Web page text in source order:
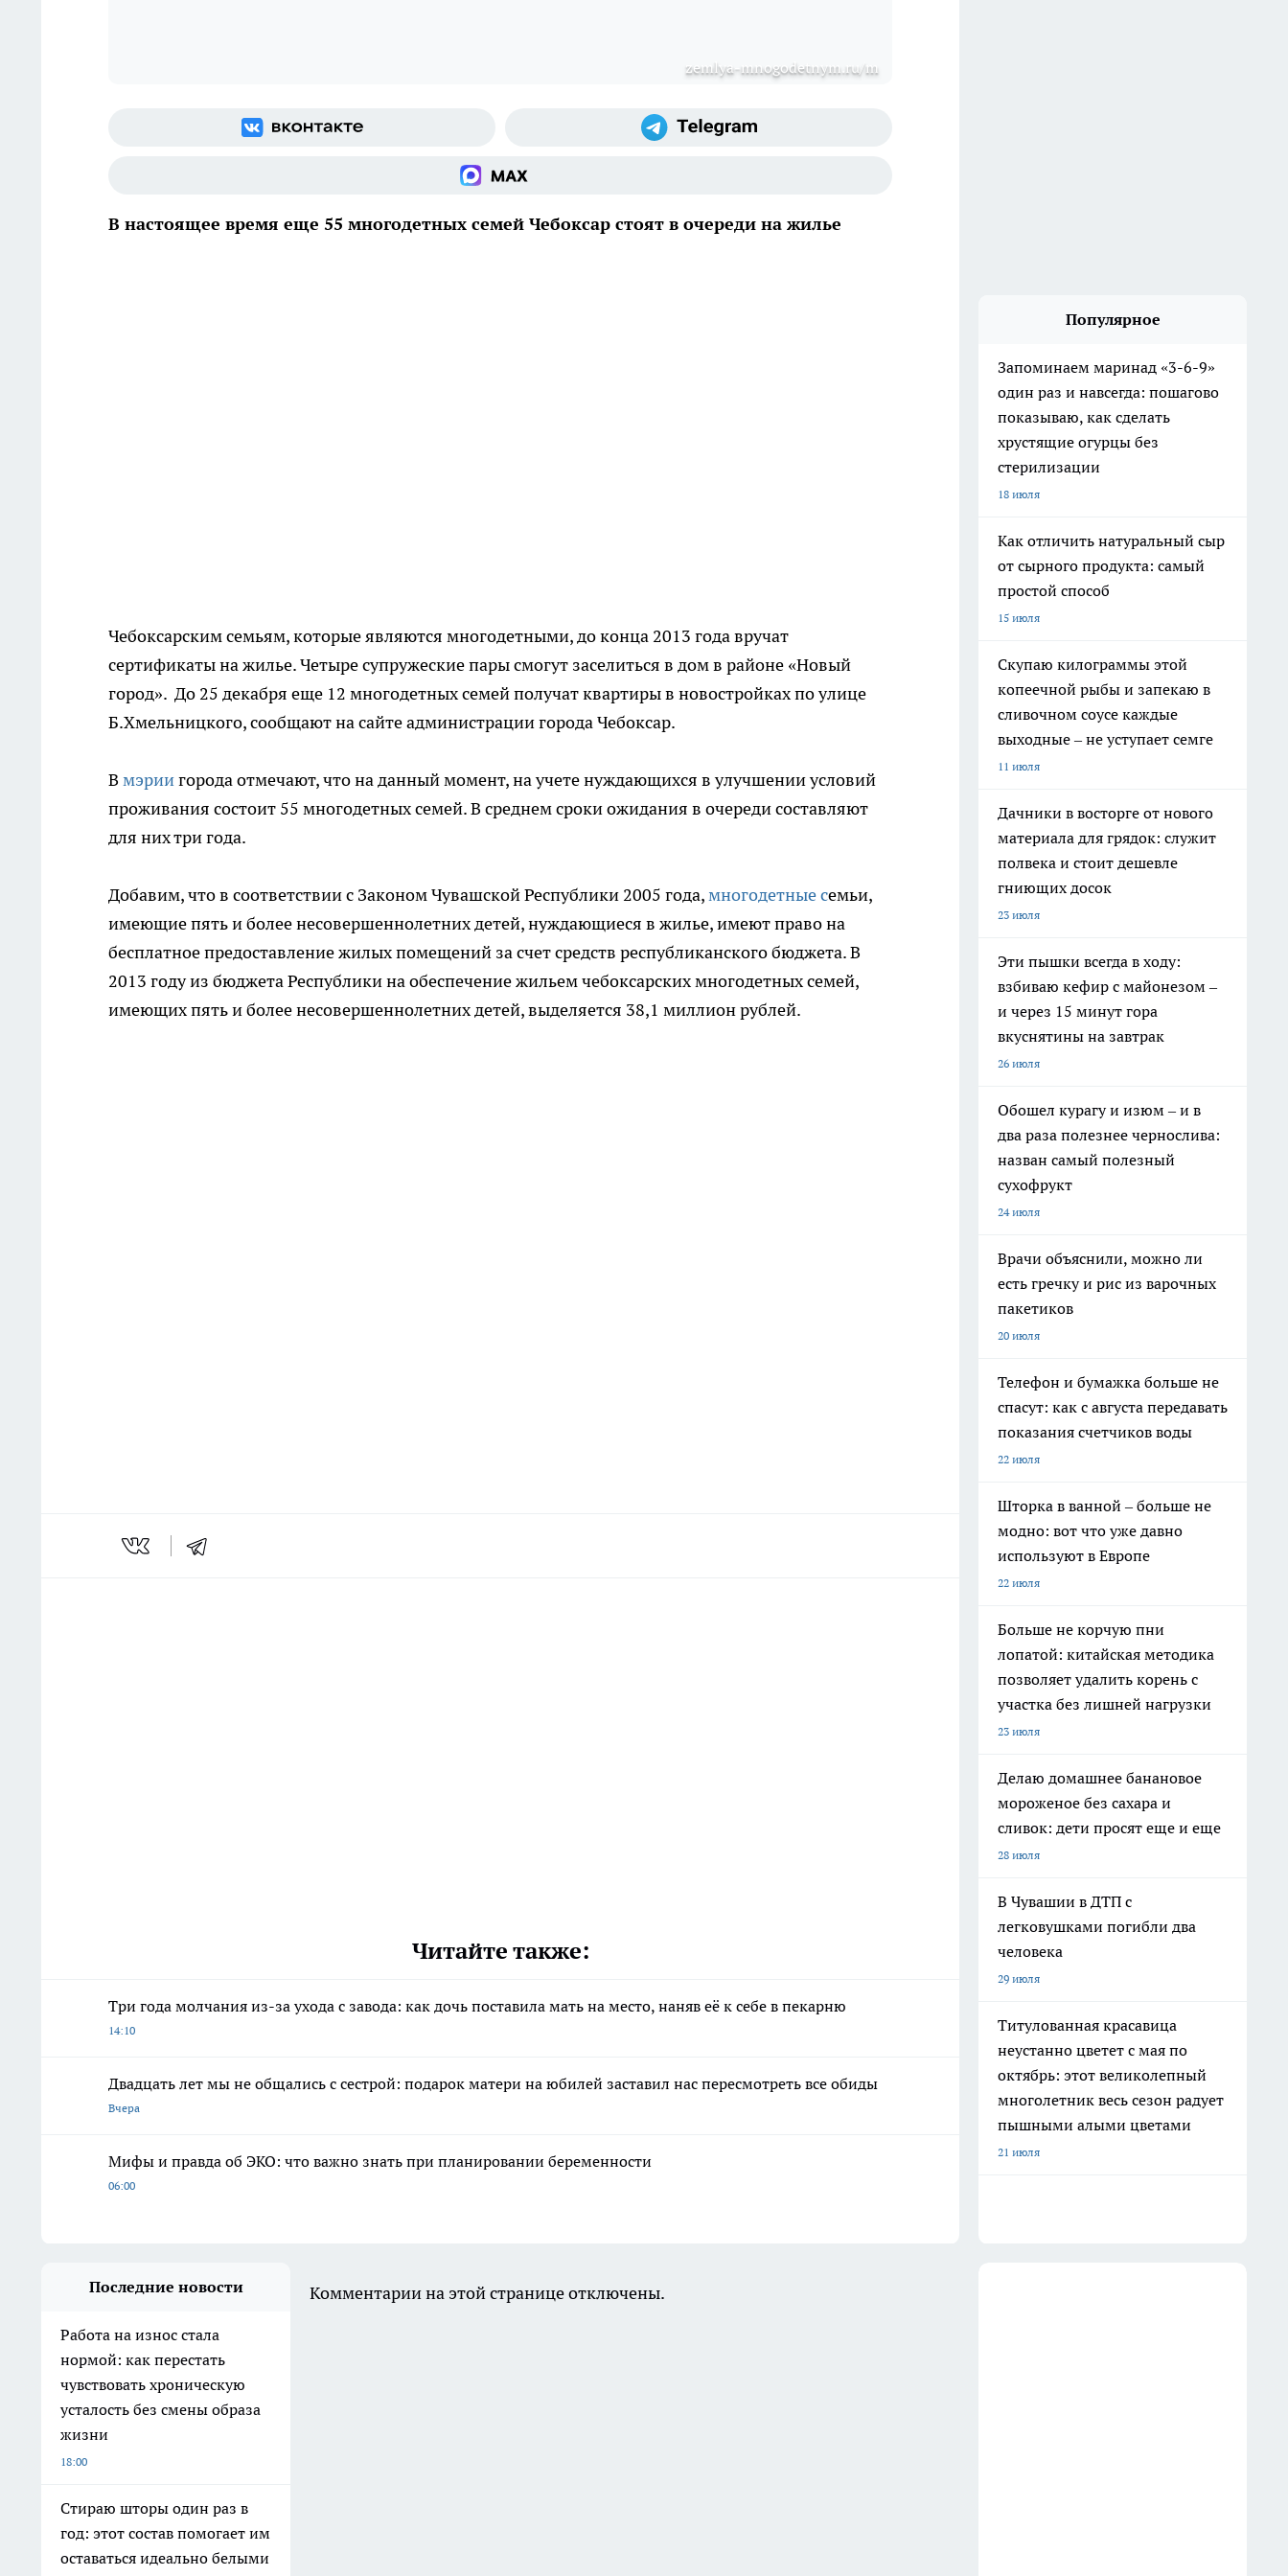
zemlya-mnogodetnym.ru/m
В настоящее время еще 55 многодетных семей Чебоксар стоят в очереди на жилье
Чебоксарским семьям, которые являются многодетными, до конца 2013 года вручат
сертификаты на жилье. Четыре супружеские пары смогут заселиться в дом в районе «Новый
город». До 25 декабря еще 12 многодетных семей получат квартиры в новостройках по улице
Б.Хмельницкого, сообщают на сайте администрации города Чебоксар.
В мэриигорода отмечают, что на данный момент, на учете нуждающихся в улучшении условий
проживания состоит 55 многодетных семей. В среднем сроки ожидания в очереди составляют
для них три года.
Добавим, что в соответствии с Законом Чувашской Республики 2005 года,многодетные семьи,
имеющие пять и более несовершеннолетних детей, нуждающиеся в жилье, имеют право на
бесплатное предоставление жилых помещений за счет средств республиканского бюджета. В
2013 году из бюджета Республики на обеспечение жильем чебоксарских многодетных семей,
имеющих пять и более несовершеннолетних детей, выделяется 38,1 миллион рублей.
Читайте также:
Три года молчания из-за ухода с завода: как дочь поставила мать на место, наняв её к себе в пекарню
14:10
Двадцать лет мы не общались с сестрой: подарок матери на юбилей заставил нас пересмотреть все обиды
Вчера
Мифы и правда об ЭКО: что важно знать при планировании беременности
06:00
Популярное
Запоминаем маринад «3-6-9»
один раз и навсегда: пошагово
показываю, как сделать
хрустящие огурцы без
стерилизации
18 июля
Как отличить натуральный сыр
от сырного продукта: самый
простой способ
15 июля
Скупаю килограммы этой
копеечной рыбы и запекаю в
сливочном соусе каждые
выходные – не уступает семге
11 июля
Дачники в восторге от нового
материала для грядок: служит
полвека и стоит дешевле
гниющих досок
23 июля
Эти пышки всегда в ходу:
взбиваю кефир с майонезом –
и через 15 минут гора
вкуснятины на завтрак
26 июля
Обошел курагу и изюм – и в
два раза полезнее чернослива:
назван самый полезный
сухофрукт
24 июля
Врачи объяснили, можно ли
есть гречку и рис из варочных
пакетиков
20 июля
Телефон и бумажка больше не
спасут: как с августа передавать
показания счетчиков воды
22 июля
Шторка в ванной – больше не
модно: вот что уже давно
используют в Европе
22 июля
Больше не корчую пни
лопатой: китайская методика
позволяет удалить корень с
участка без лишней нагрузки
23 июля
Делаю домашнее банановое
мороженое без сахара и
сливок: дети просят еще и еще
28 июля
В Чувашии в ДТП с
легковушками погибли два
человека
29 июля
Титулованная красавица
неустанно цветет с мая по
октябрь: этот великолепный
многолетник весь сезон радует
пышными алыми цветами
21 июля
Последние новости
Работа на износ стала
нормой: как перестать
чувствовать хроническую
усталость без смены образа
жизни
18:00
Стираю шторы один раз в
год: этот состав помогает им
оставаться идеально белыми
Комментарии на этой странице отключены.